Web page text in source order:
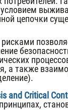
цепочки
а также
and Critical